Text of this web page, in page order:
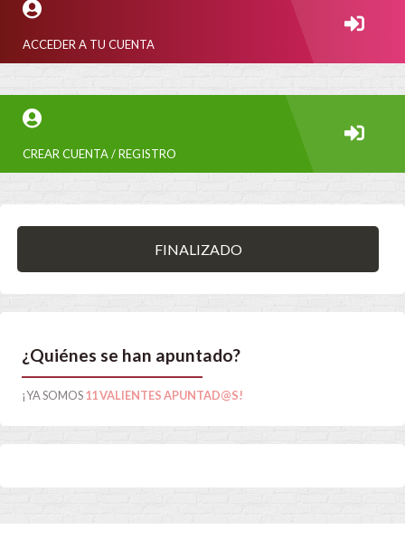
ACCEDER A TU CUENTA
CREAR CUENTA / REGISTRO
FINALIZADO
¿Quiénes se han apuntado?
¡YA SOMOS11 VALIENTES APUNTAD@S!